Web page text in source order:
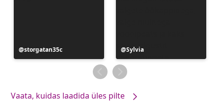
Postitus
avaldatud
storgatan35c
Postitus
avaldatud
Sylvia
Vaata, kuidas laadida üles pilte